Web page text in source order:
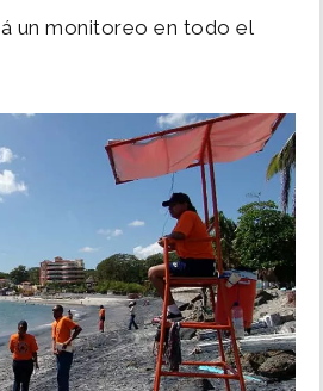
un monitoreo en todo el